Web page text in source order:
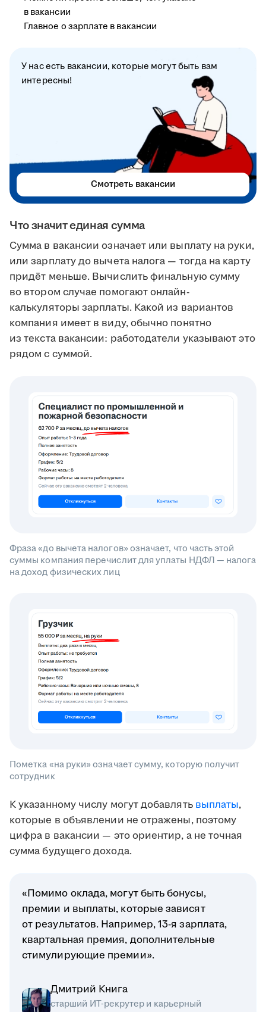
Что значит единая сумма
Сумма в вакансии означает или выплату на руки,
или зарплату до вычета налога — тогда на карту
придёт меньше. Вычислить финальную сумму
во втором случае помогают онлайн-
калькуляторы зарплаты. Какой из вариантов
компания имеет в виду, обычно понятно
из текста вакансии: работодатели указывают это
рядом с суммой.
Фраза «до вычета налогов» означает, что часть этой
суммы компания перечислит для уплаты НДФЛ — налога
на доход физических лиц
Пометка «на руки» означает сумму, которую получит
сотрудник
К указанному числу могут добавлять выплаты,
которые в объявлении не отражены, поэтому
цифра в вакансии — это ориентир, а не точная
сумма будущего дохода.
«Помимо оклада, могут быть бонусы,
премии и выплаты, которые зависят
от результатов. Например, 13-я зарплата,
квартальная премия, дополнительные
стимулирующие премии».
Дмитрий Книга
старший ИТ-рекрутер и карьерный
в вакансии
Главное о зарплате в вакансии
У нас есть вакансии, которые могут быть вам
интересны!
Смотреть вакансии